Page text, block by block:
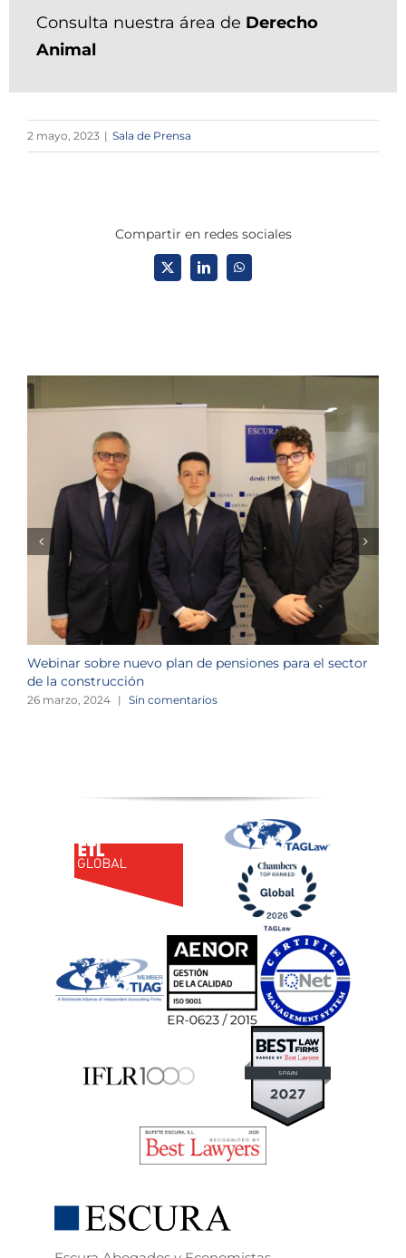
Consulta nuestra área de Derecho
Animal
2 mayo, 2023 | Sala de Prensa
Compartir en redes sociales
X LinkedInWhatsApp
Webinar sobre nuevo plan de pensiones para el sector
de la construcción
26 marzo, 2024 | Sin comentarios